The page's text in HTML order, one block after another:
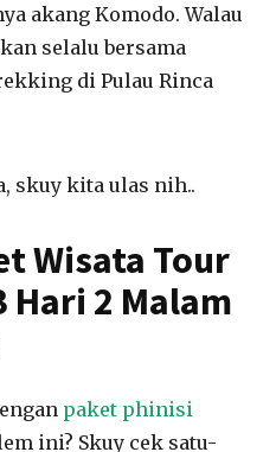
akang Komodo. Walau
selalu bersama
di Pulau Rinca
skuy kita ulas nih..
Wisata Tour
Hari 2 Malam
paket phinisi
ini? Skuy cek satu-